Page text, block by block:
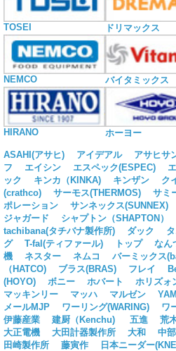
TOSEI ドリマックス
NEMCO バイタミックス
HIRANO ホーヨー
ASAHI(アサヒ) アイデアル アサヒサ
フ
エイシン エスペック(ESPEC)
ック
キンカ（KINKA) キンザン ク
(crathco)
サーモス(THERMOS) サミ
ポレーション
サンネックス(SUNNEX)
ジャガード
シャプトン（SHAPTON）
tachibana(タチバナ製作所)
ダック
グ
T-fal(ティファール) トップ なん
機
ネスター ネムコ バーミックス
（HATCO)
ブラス(BRAS) フレイ
(HOYO)
ボニー ホバート ホリズォ
マッキンリー
マッハ マルゼン
メールMJP
ワーリング(WARING) ワ
伊藤産業
建厨（Kenchu) 五進 荒
大正電機
大田計器製作所 大和 中
田崎製作所
藤寅作 日本ニーダー